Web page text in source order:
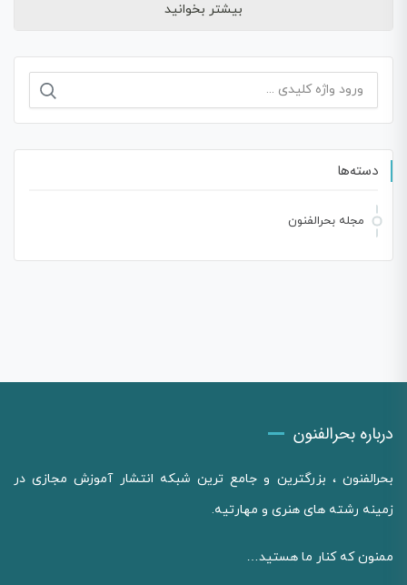
بیشتر بخوانید
جستجو
دسته‌ها
مجله بحرالفنون
درباره بحرالفنون
بحرالفنون ، بزرگترین و جامع ترین شبکه انتشار آموزش مجازی در
زمینه رشته های هنری و مهارتیه.
ممنون که کنار ما هستید…